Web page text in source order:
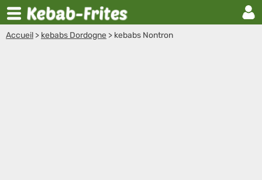
Accueil > kebabs Dordogne > kebabs Nontron